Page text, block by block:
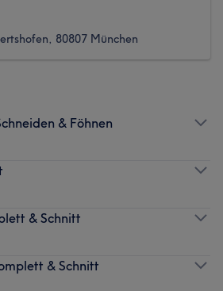
80807 München
& Föhnen
& Schnitt
& Schnitt